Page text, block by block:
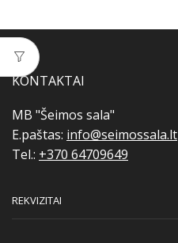
KONTAKTAI
MB "Šeimos sala"
E.paštas: info@seimossala.lt
Tel.: +370 64709649
REKVIZITAI